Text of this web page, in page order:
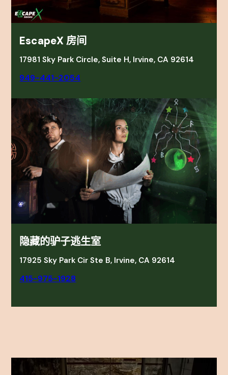
EscapeX 房间
17981 Sky Park Circle, Suite H, Irvine, CA 92614
949-441-2054
隐藏的驴子逃生室
17925 Sky Park Cir Ste B, Irvine, CA 92614
415-975-1928